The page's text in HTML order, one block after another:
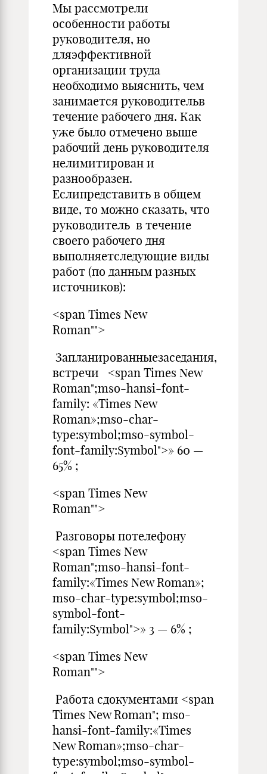
Мы рассмотрели
особенности работы
руководителя, но
дляэффективной
организации труда
необходимо выяснить, чем
занимается руководительв
течение рабочего дня. Как
уже было отмечено выше
рабочий день руководителя
нелимитирован и
разнообразен.
Еслипредставить в общем
виде, то можно сказать, что
руководитель в течение
своего рабочего дня
выполняетследующие виды
работ (по данным разных
источников):
<span Times New
Roman"">
Запланированныезаседания,
встречи <span Times New
Roman";mso-hansi-font-
family: «Times New
Roman»;mso-char-
type:symbol;mso-symbol-
font-family:Symbol">» 60 —
65% ;
<span Times New
Roman"">
Разговоры потелефону
<span Times New
Roman";mso-hansi-font-
family:«Times New Roman»;
mso-char-type:symbol;mso-
symbol-font-
family:Symbol">» 3 — 6% ;
<span Times New
Roman"">
Работа сдокументами <span
Times New Roman"; mso-
hansi-font-family:«Times
New Roman»;mso-char-
type:symbol;mso-symbol-